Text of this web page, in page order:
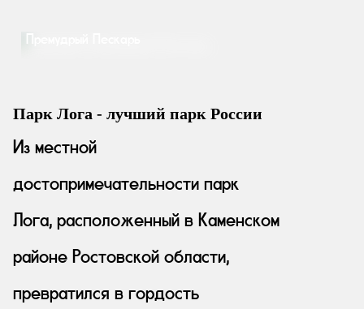
Премудрый Пескарь
Парк Лога - лучший парк России
Из местной
достопримечательности парк
Лога, расположенный в Каменском
районе Ростовской области,
превратился в гордость